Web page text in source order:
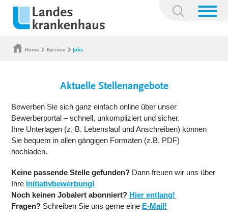
Suchbegriff:
Home Karriere Jobs
Aktuelle Stellenangebote
Bewerben Sie sich ganz einfach online über unser
Bewerberportal – schnell, unkompliziert und sicher.
Ihre Unterlagen (z. B. Lebenslauf und Anschreiben) können
Sie bequem in allen gängigen Formaten (z.B. PDF)
hochladen.
Keine passende Stelle gefunden? Dann freuen wir uns über
Ihre Initiativbewerbung!
Noch keinen Jobalert abonniert? Hier entlang!
Fragen? Schreiben Sie uns gerne eine E-Mail!